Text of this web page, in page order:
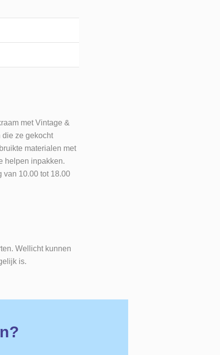
met Vintage &
die ze gekocht
materialen met
helpen inpakken.
van 10.00 tot 18.00
Wellicht kunnen
is.